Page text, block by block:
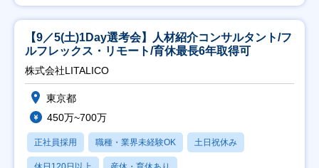
【9／5(土)1Day選考会】人材紹介コンサルタント/フ
ルフレックス・リモート/育休最長6年取得可
株式会社LITALICO
東京都
450万~700万
正社員採用 職種・業界未経験OK 土日祝休み